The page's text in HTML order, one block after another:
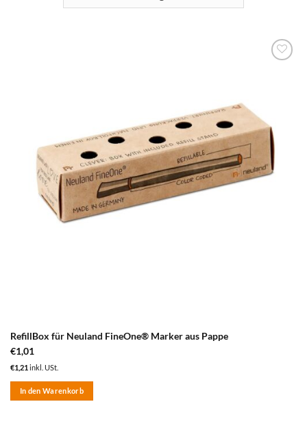
RefillBox für Neuland FineOne® Marker aus Pappe
€1,01
€1,21 inkl. USt.
In den Warenkorb